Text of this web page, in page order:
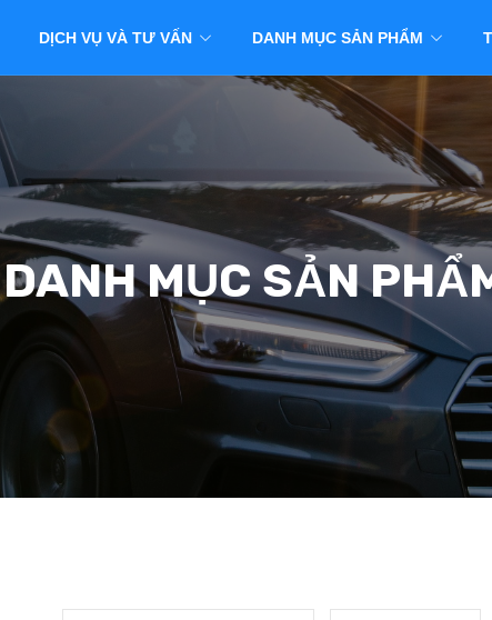
DỊCH VỤ VÀ TƯ VẤN DANH MỤC SẢN PHẨM
DANH MỤC SẢN